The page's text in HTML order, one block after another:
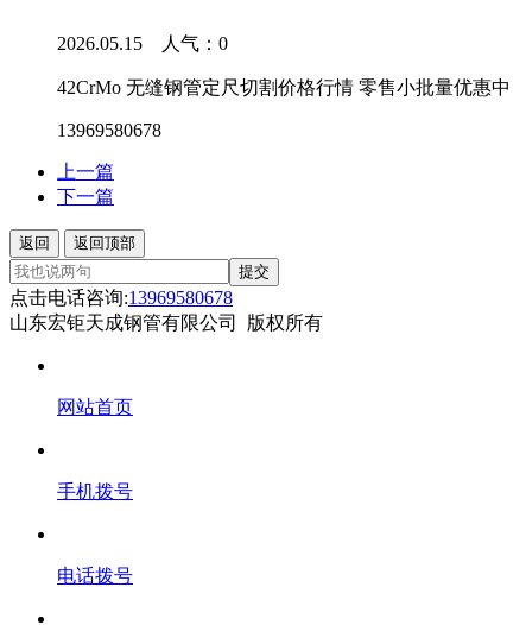
2026.05.15 人气： 0
42CrMo 无缝钢管定尺切割价格行情 零售小批量优惠中
13969580678
上一篇
下一篇
返回
返回顶部
提交
点击电话咨询:13969580678
山东宏钜天成钢管有限公司 版权所有
网站首页
手机拨号
电话拨号